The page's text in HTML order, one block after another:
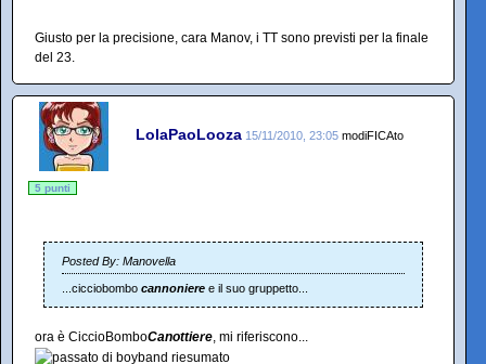
Giusto per la precisione, cara Manov, i TT sono previsti per la finale
del 23.
LolaPaoLooza 15/11/2010, 23:05 modiFICAto
5 punti
Posted By: Manovella
...cicciobombo cannoniere e il suo gruppetto...
ora è CiccioBomboCanottiere, mi riferiscono...